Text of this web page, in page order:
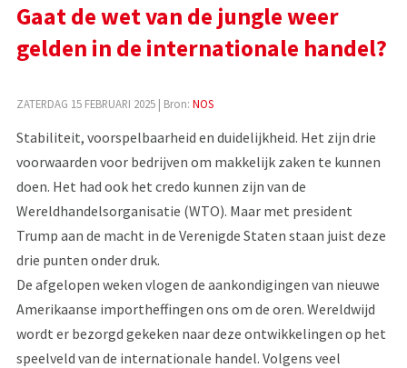
Gaat de wet van de jungle weer
gelden in de internationale handel?
ZATERDAG 15 FEBRUARI 2025| Bron: NOS
Stabiliteit, voorspelbaarheid en duidelijkheid. Het zijn drie
voorwaarden voor bedrijven om makkelijk zaken te kunnen
doen. Het had ook het credo kunnen zijn van de
Wereldhandelsorganisatie (WTO). Maar met president
Trump aan de macht in de Verenigde Staten staan juist deze
drie punten onder druk.
De afgelopen weken vlogen de aankondigingen van nieuwe
Amerikaanse importheffingen ons om de oren. Wereldwijd
wordt er bezorgd gekeken naar deze ontwikkelingen op het
speelveld van de internationale handel. Volgens veel